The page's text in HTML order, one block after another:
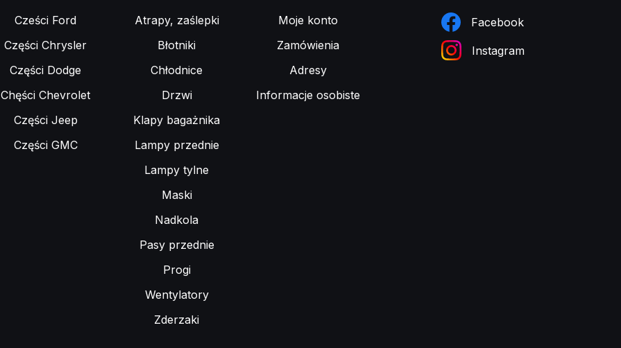
Cześci Ford
Części Chrysler
Części Dodge
Chęści Chevrolet
Części Jeep
Części GMC
Atrapy, zaślepki
Błotniki
Chłodnice
Drzwi
Klapy bagażnika
Lampy przednie
Lampy tylne
Maski
Nadkola
Pasy przednie
Progi
Wentylatory
Zderzaki
Moje konto
Zamówienia
Adresy
Informacje osobiste
Facebook
Instagram